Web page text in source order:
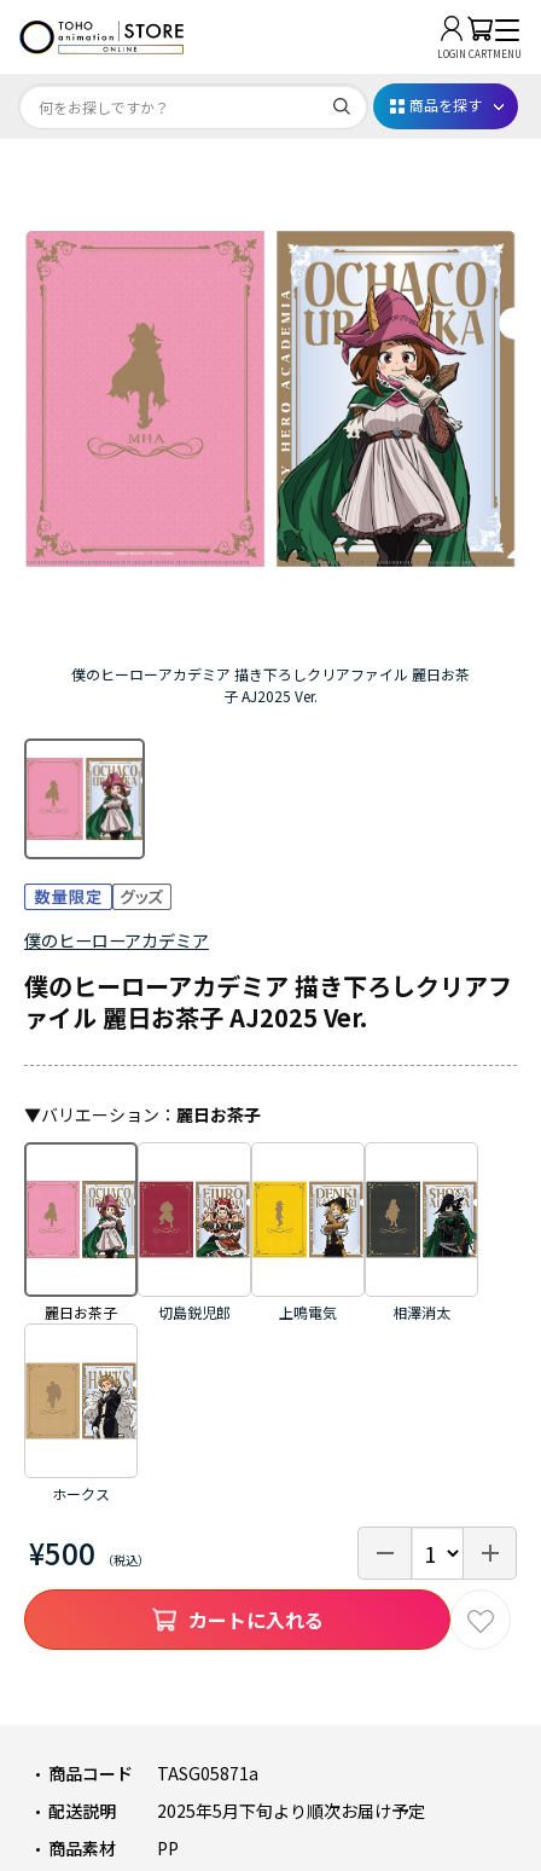
LOGIN CARTMENU
映画ちいかわ
薬屋のひとりごと 夏の園遊会2026
名探偵コナン
アニメ『僕のヒーローアカデミア』10周年
ハイキュー!!ジャージ＆ユニフォーム
『ふつつかな悪女ではございますが ～雛宮蝶鼠と
商品を探す
僕のヒーローアカデミア 描き下ろしクリアファイル 麗日お茶
子 AJ2025 Ver.
僕のヒーローアカデミア
僕のヒーローアカデミア 描き下ろしクリアフ
ァイル 麗日お茶子 AJ2025 Ver.
¥500
商品コード
TASG05871a
配送説明
2025年5月下旬より順次お届け予定
商品素材
PP
▼バリエーション ： 麗日お茶子
麗日お茶子 切島鋭児郎 上鳴電気 相澤消太
ホークス
カートに入れる